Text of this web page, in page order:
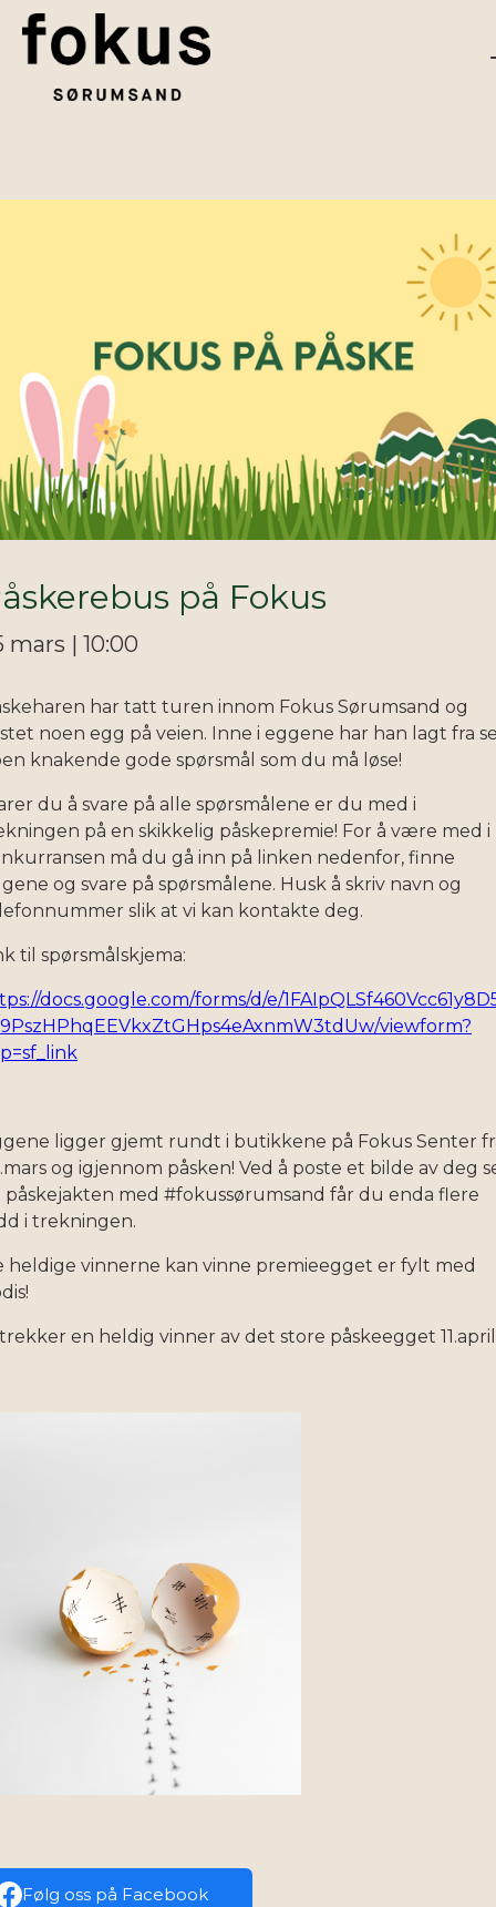
på Fokus
mars | 10:00
har tatt turen innom Fokus Sørumsand og
noen egg på veien. Inne i eggene har han lagt fra
knakende gode spørsmål som du må løse!
du å svare på alle spørsmålene er du med i
på en skikkelig påskepremie! For å være med i
må du gå inn på linken nedenfor, finne
og svare på spørsmålene. Husk å skriv navn og
slik at vi kan kontakte deg.
til spørsmålskjema:
docs.google.com/forms/d/e/
viewform?
ligger gjemt rundt i butikkene på Fokus Senter
og igjennom påsken! Ved å poste et bilde av deg
påskejakten med #fokussørumsand får du enda flere
i trekningen.
heldige vinnerne kan vinne premieegget er fylt med
en heldig vinner av det store påskeegget
Følg oss på Facebook